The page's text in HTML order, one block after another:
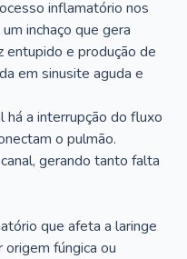
inflamatório nos
inchaço que gera
e produção de
em sinusite aguda e
há a interrupção do fluxo
o pulmão.
gerando tanto falta
que afeta a laringe
fúngica ou